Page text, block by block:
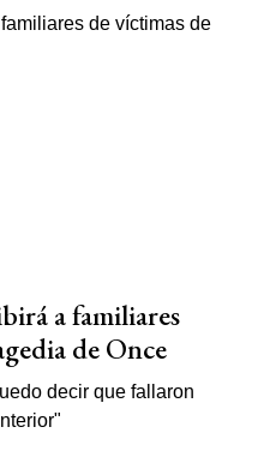
a familiares
de Once